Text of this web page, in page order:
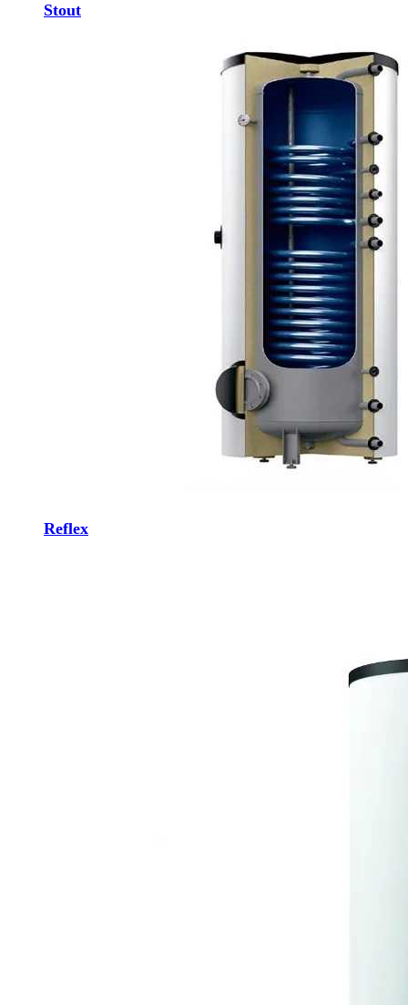
Stout
Reflex